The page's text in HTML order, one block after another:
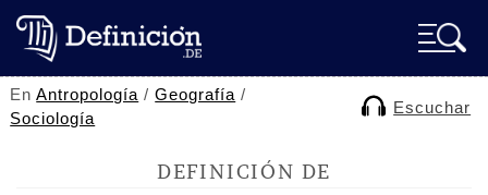
EnAntropología /Geografía /
Sociología
Escuchar
DEFINICIÓN DE